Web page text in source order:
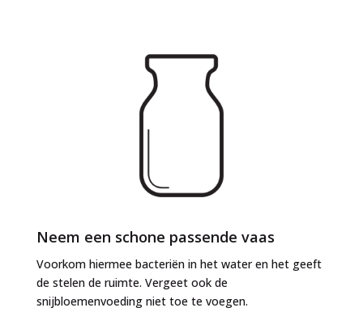
Neem een schone passende vaas
Voorkom hiermee bacteriën in het water en het geeft
de stelen de ruimte. Vergeet ook de
snijbloemenvoeding niet toe te voegen.